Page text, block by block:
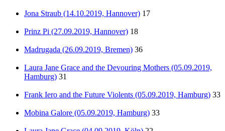
Jona Straub (14.10.2019, Hannover) 17
Prinz Pi (27.09.2019, Hannover) 18
Madrugada (26.09.2019, Bremen) 36
Laura Jane Grace and the Devouring Mothers (05.09.2019,
Hamburg) 31
Frank Iero and the Future Violents (05.09.2019, Hamburg) 33
Mobina Galore (05.09.2019, Hamburg) 33